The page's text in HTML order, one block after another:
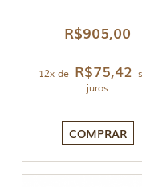
R$905,00
12x de R$75,42
juros
COMPRAR